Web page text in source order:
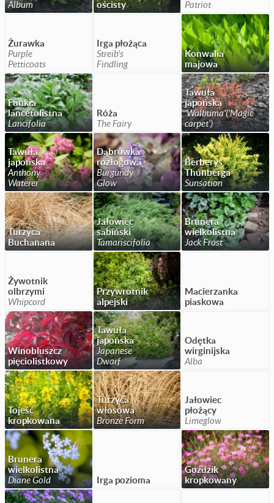
Album ościsty Patriot
Żurawka
Purple
Petticoats
Irga płożąca
Streib's
Findling
Konwalia
majowa
Funkia
lancetolistna
Lancifolia
Róża
The Fairy
Tawuła
japońska
'Walbuma'('Magic
carpet')
Tawuła
japońska
Anthony
Waterer
Dąbrówka
rozłogowa
Burgundy
Glow
Berberys
Thunberga
Sunsation
Turzyca
Buchanana
Jałowiec
sabiński
Tamariscifolia
Brunera
wielkolistna
Jack Frost
Żywotnik
olbrzymi
Whipcord
Przywrotnik
alpejski
Macierzanka
piaskowa
Winobluszcz
pięciolistkowy
Tawuła
japońska
Japanese
Dwarf
Odętka
wirginijska
Alba
Tojeść
kropkowana
Turzyca
włosowa
Bronze Form
Jałowiec
płożący
Limeglow
Brunera
wielkolistna
Diane Gold
Irga pozioma
Goździk
kropkowany